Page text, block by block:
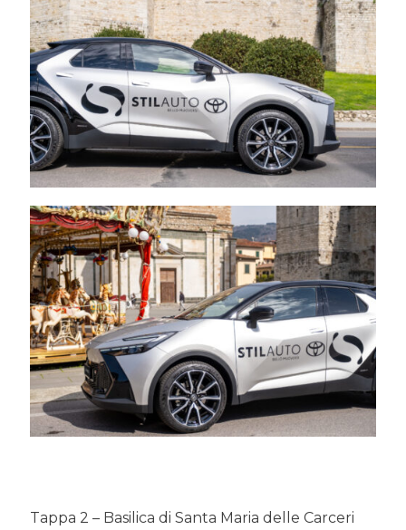
Tappa 2 – Basilica di Santa Maria delle Carceri